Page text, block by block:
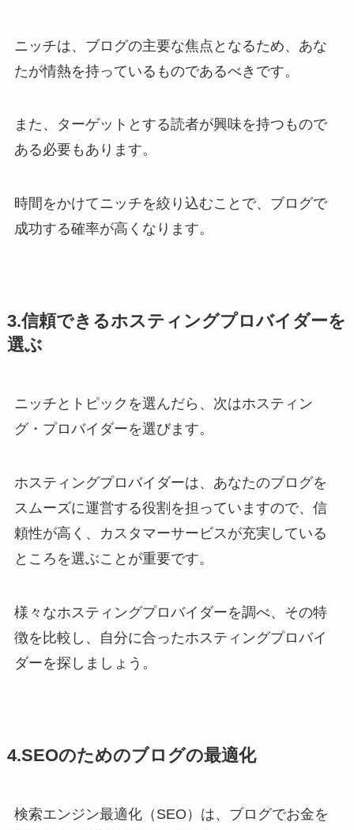
ニッチは、ブログの主要な焦点となるため、あな
たが情熱を持っているものであるべきです。
また、ターゲットとする読者が興味を持つもので
ある必要もあります。
時間をかけてニッチを絞り込むことで、ブログで
成功する確率が高くなります。
3.信頼できるホスティングプロバイダーを
選ぶ
ニッチとトピックを選んだら、次はホスティン
グ・プロバイダーを選びます。
ホスティングプロバイダーは、あなたのブログを
スムーズに運営する役割を担っていますので、信
頼性が高く、カスタマーサービスが充実している
ところを選ぶことが重要です。
様々なホスティングプロバイダーを調べ、その特
徴を比較し、自分に合ったホスティングプロバイ
ダーを探しましょう。
4.SEOのためのブログの最適化
検索エンジン最適化（SEO）は、ブログでお金を